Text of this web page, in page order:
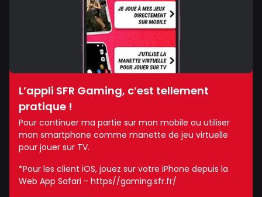
L’appli SFR Gaming, c’est tellement
pratique !
Pour continuer ma partie sur mon mobile ou utiliser
mon smartphone comme manette de jeu virtuelle
pour jouer sur TV.
*Pour les client iOS, jouez sur votre iPhone depuis la
Web App Safari - https//gaming.sfr.fr/